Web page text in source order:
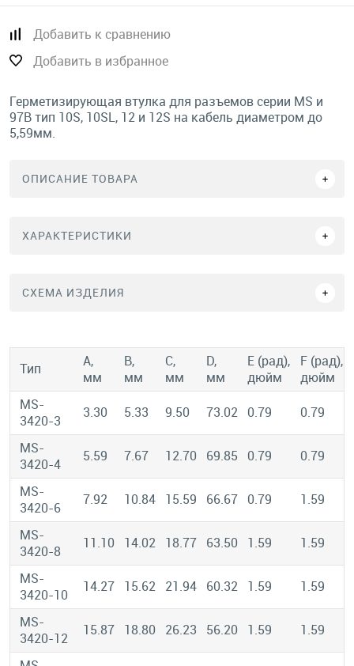
Добавить к сравнению
Добавить в избранное
Герметизирующая втулка для разъемов серии MS и
97B тип 10S, 10SL, 12 и 12S на кабель диаметром до
5,59мм.
ОПИСАНИЕ ТОВАРА
ХАРАКТЕРИСТИКИ
СХЕМА ИЗДЕЛИЯ
Тип
A,
мм
B,
мм
C,
мм
D,
мм
E (рад),
дюйм
F (рад),
дюйм
MS-
3420-3
3.30 5.33 9.50 73.02 0.79 0.79
MS-
3420-4
5.59 7.67 12.70 69.85 0.79 0.79
MS-
3420-6
7.92 10.84 15.59 66.67 0.79 1.59
MS-
3420-8
11.10 14.02 18.77 63.50 1.59 1.59
MS-
3420-10
14.27 15.62 21.94 60.32 1.59 1.59
MS-
3420-12
15.87 18.80 26.23 56.20 1.59 1.59